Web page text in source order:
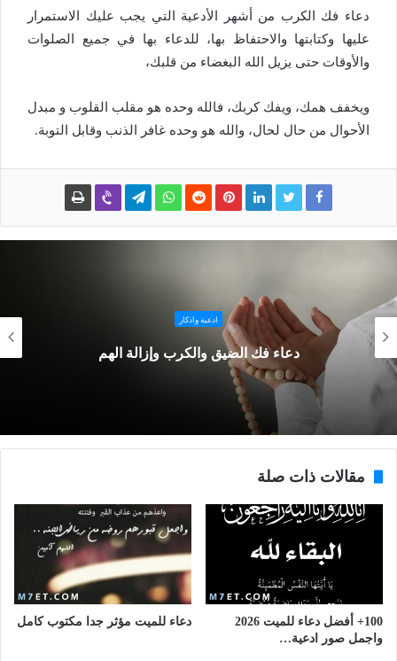
دعاء فك الكرب من أشهر الأدعية التي يجب عليك الاستمرار
عليها وكتابتها والاحتفاظ بها، للدعاء بها في جميع الصلوات
والأوقات حتى يزيل الله البغضاء من قلبك،
ويخفف همك، ويفك كربك، فالله وحده هو مقلب القلوب و مبدل
الأحوال من حال لحال، والله هو وحده غافر الذنب وقابل التوبة.
ادعية واذكار
دعاء فك الضيق والكرب وإزالة الهم
مقالات ذات صلة
100+ أفضل دعاء للميت 2026
واجمل صور ادعية…
دعاء للميت مؤثر جدا مكتوب كامل